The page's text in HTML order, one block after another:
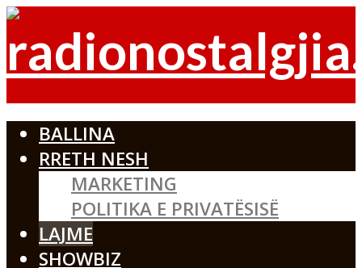
BALLINA
RRETH NESH
MARKETING
POLITIKA E PRIVATËSISË
LAJME
SHOWBIZ